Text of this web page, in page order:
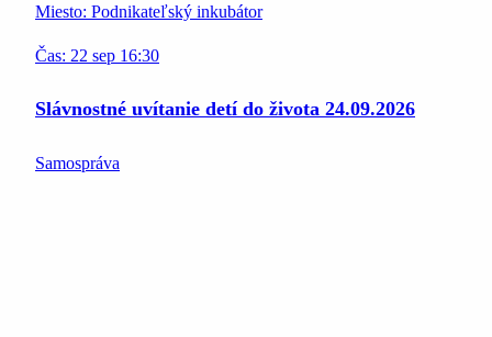
Miesto: Podnikateľský inkubátor
Čas: 22 sep 16:30
Slávnostné uvítanie detí do života 24.09.2026
Samospráva